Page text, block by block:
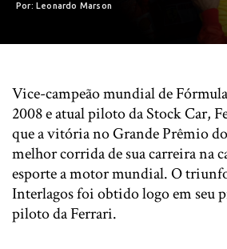
Por: Leonardo Marson
Vice-campeão mundial de
2008 e atual piloto da Stock Car,
que a vitória no Grande Prêmio
melhor corrida de sua carreira na
esporte a motor mundial. O
Interlagos foi obtido logo em seu
piloto da Ferrari.